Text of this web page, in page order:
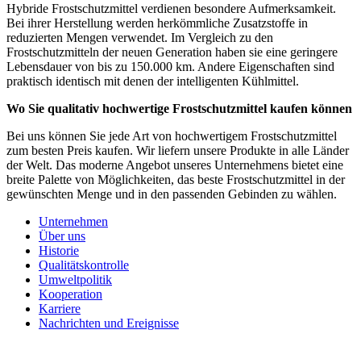
Hybride Frostschutzmittel verdienen besondere Aufmerksamkeit.
Bei ihrer Herstellung werden herkömmliche Zusatzstoffe in
reduzierten Mengen verwendet. Im Vergleich zu den
Frostschutzmitteln der neuen Generation haben sie eine geringere
Lebensdauer von bis zu 150.000 km. Andere Eigenschaften sind
praktisch identisch mit denen der intelligenten Kühlmittel.
Wo Sie qualitativ hochwertige Frostschutzmittel kaufen können
Bei uns können Sie jede Art von hochwertigem Frostschutzmittel
zum besten Preis kaufen. Wir liefern unsere Produkte in alle Länder
der Welt. Das moderne Angebot unseres Unternehmens bietet eine
breite Palette von Möglichkeiten, das beste Frostschutzmittel in der
gewünschten Menge und in den passenden Gebinden zu wählen.
Unternehmen
Über uns
Historie
Qualitätskontrolle
Umweltpolitik
Kooperation
Karriere
Nachrichten und Ereignisse